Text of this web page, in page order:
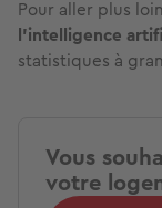
Pour aller plus
l’intelligence
statistiques à
Vous
votre